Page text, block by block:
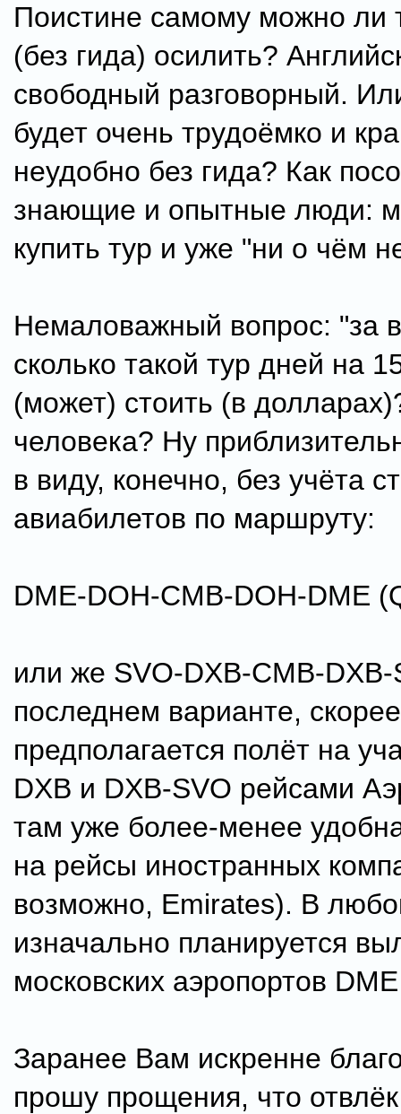
Поистине самому можно ли
(без гида) осилить?
свободный разговорный.
будет очень трудоёмко и
неудобно без гида? Как
знающие и опытные люди:
купить тур и уже "ни о чём
Немаловажный вопрос: "за
сколько такой тур дней на
(может) стоить (в
человека? Ну
в виду, конечно, без учёта
авиабилетов по маршруту:
DME-DOH-CMB-DOH-DME
или же SVO-DXB-CMB-DXB-
последнем варианте,
предполагается полёт на
DXB и DXB-SVO рейсами
там уже более-менее
на рейсы иностранных
возможно, Emirates). В
изначально планируется
московских аэропортов
Заранее Вам искренне
прошу прощения, что